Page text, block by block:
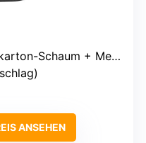
Schaum + Memory-Schaum
ANSEHEN